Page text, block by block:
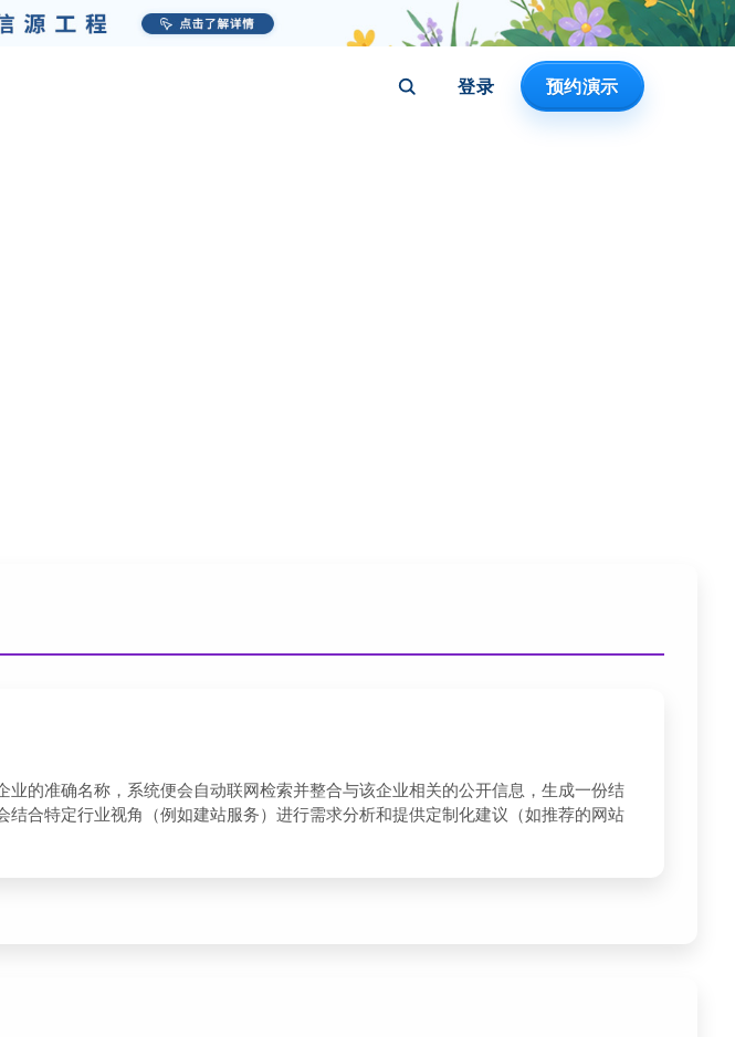
登录 预约演示
的准确名称，系统便会自动联网检索并整合与该企业相关的公开信息，生成一份结
合特定行业视角（例如建站服务）进行需求分析和提供定制化建议（如推荐的网站